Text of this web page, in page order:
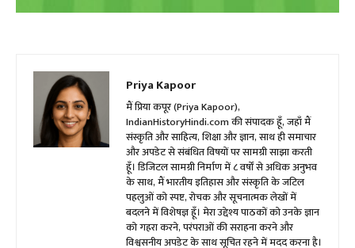
Priya Kapoor
मैं प्रिया कपूर (Priya Kapoor),
IndianHistoryHindi.com की संपादक हूँ, जहाँ मैं
संस्कृति और साहित्य, शिक्षा और ज्ञान, साथ ही समाचार
और अपडेट से संबंधित विषयों पर सामग्री साझा करती
हूँ। डिजिटल सामग्री निर्माण में ८ वर्षों से अधिक अनुभव
के साथ, मैं भारतीय इतिहास और संस्कृति के जटिल
पहलुओं को स्पष्ट, रोचक और सूचनात्मक लेखों में
बदलने में विशेषज्ञ हूँ। मेरा उद्देश्य पाठकों को उनके ज्ञान
को गहरा करने, परंपराओं की सराहना करने और
विश्वसनीय अपडेट के साथ सूचित रहने में मदद करना है।